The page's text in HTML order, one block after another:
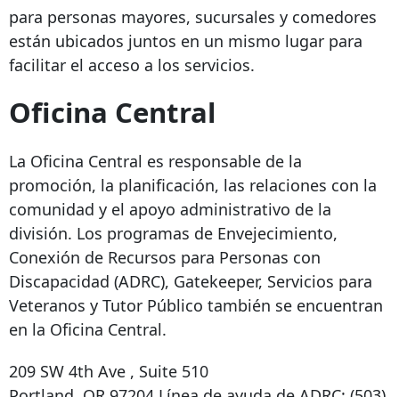
para personas mayores, sucursales y comedores
están ubicados juntos en un mismo lugar para
facilitar el acceso a los servicios.
Oficina Central
La Oficina Central es responsable de la
promoción, la planificación, las relaciones con la
comunidad y el apoyo administrativo de la
división. Los programas de Envejecimiento,
Conexión de Recursos para Personas con
Discapacidad (ADRC), Gatekeeper, Servicios para
Veteranos y Tutor Público también se encuentran
en la Oficina Central.
209 SW 4th Ave , Suite 510